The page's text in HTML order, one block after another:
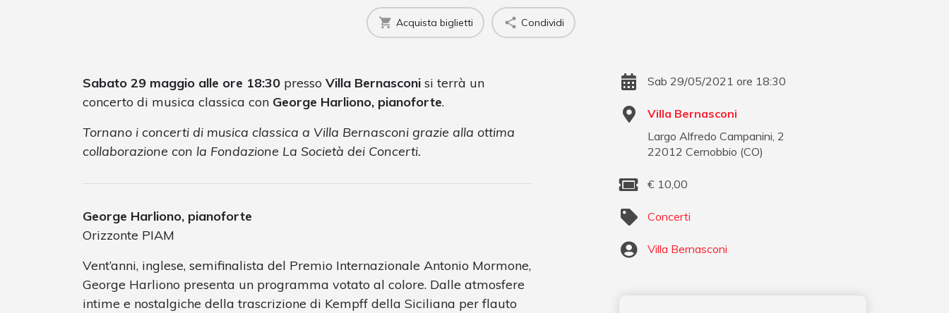
Acquista biglietti Condividi
Sabato 29 maggio alle ore 18:30 presso Villa Bernasconi si terrà un
concerto di musica classica con George Harliono, pianoforte.
Tornano i concerti di musica classica a Villa Bernasconi grazie alla ottima
collaborazione con la Fondazione La Società dei Concerti.
George Harliono, pianoforte
Orizzonte PIAM
Vent’anni, inglese, semifinalista del Premio Internazionale Antonio Mormone,
George Harliono presenta un programma votato al colore. Dalle atmosfere
intime e nostalgiche della trascrizione di Kempff della Siciliana per flauto
Sab 29/05/2021 ore 18:30
Villa Bernasconi
Largo Alfredo Campanini, 2
22012 Cernobbio (CO)
€ 10,00
Concerti
Villa Bernasconi